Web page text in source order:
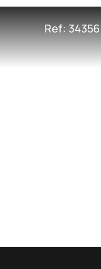
Ref: 34356